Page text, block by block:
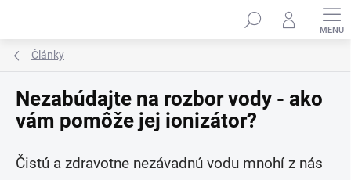
Články
Nezabúdajte na rozbor vody - ako
vám pomôže jej ionizátor?
Čistú a zdravotne nezávadnú vodu mnohí z nás